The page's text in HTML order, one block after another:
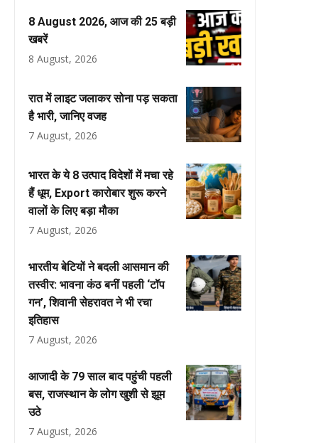
8 August 2026, आज की 25 बड़ी
खबरें
8 August, 2026
रात में लाइट जलाकर सोना पड़ सकता
है भारी, जानिए वजह
7 August, 2026
भारत के ये 8 उत्पाद विदेशों में मचा रहे
हैं धूम, Export कारोबार शुरू करने
वालों के लिए बड़ा मौका
7 August, 2026
भारतीय बेटियों ने बदली आसमान की
तस्वीर: भावना कंठ बनीं पहली ‘टॉप
गन’, शिवानी सेहरावत ने भी रचा
इतिहास
7 August, 2026
आजादी के 79 साल बाद पहुंची पहली
बस, राजस्थान के लोग खुशी से झूम
उठे
7 August, 2026